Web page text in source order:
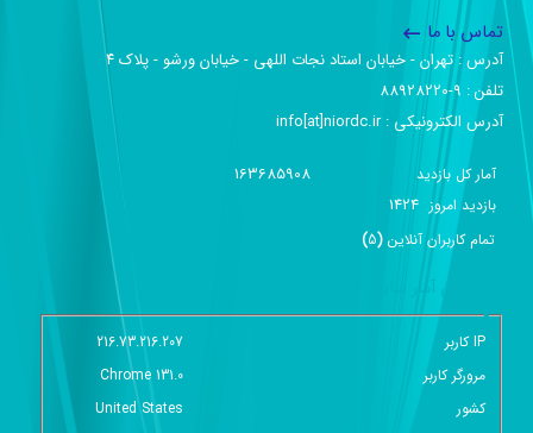
تماس با ما
آدرس :‌ تهران - خیابان استاد نجات اللهی - خیابان ورشو - پلاک ۴
تلفن :‌ 9-88928220
آدرس الکترونیکی :‌ info[at]niordc.ir
آمار کل بازدید 163685908
بازديد امروز 1424
تمام کاربران آنلاين (
5
)
IP کاربر
216.73.216.207
مرورگر کاربر
Chrome 131.0
کشور
United States